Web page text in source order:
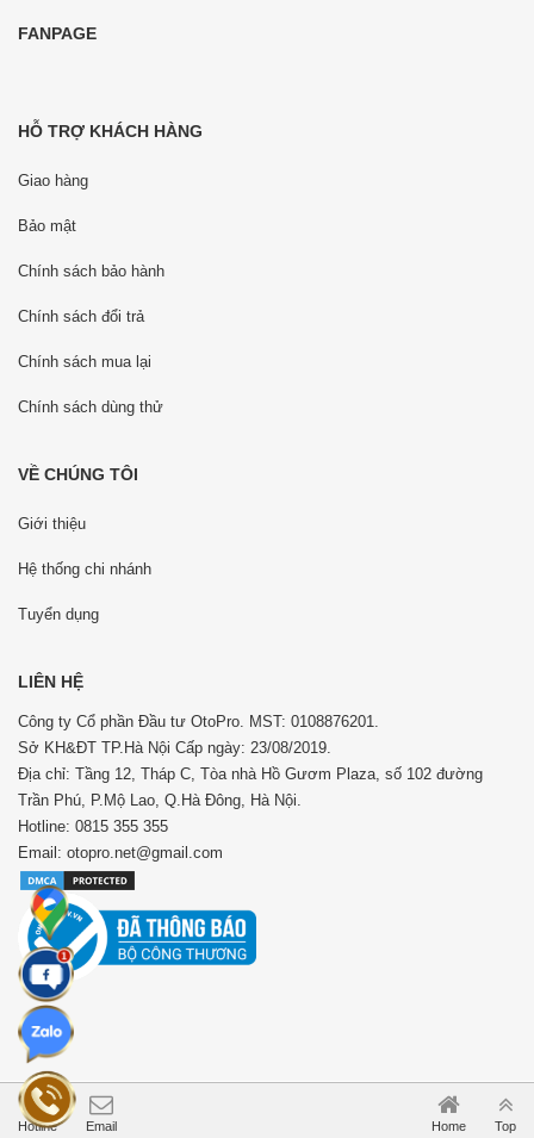
Hotline Email Home Top
FANPAGE
HỖ TRỢ KHÁCH HÀNG
Giao hàng
Bảo mật
Chính sách bảo hành
Chính sách đổi trả
Chính sách mua lại
Chính sách dùng thử
VỀ CHÚNG TÔI
Giới thiệu
Hệ thống chi nhánh
Tuyển dụng
LIÊN HỆ
Công ty Cổ phần Đầu tư OtoPro. MST: 0108876201.
Sở KH&ĐT TP.Hà Nội Cấp ngày: 23/08/2019.
Địa chỉ: Tầng 12, Tháp C, Tòa nhà Hồ Gươm Plaza, số 102 đường
Trần Phú, P.Mộ Lao, Q.Hà Đông, Hà Nội.
Hotline: 0815 355 355
Email: otopro.net@gmail.com